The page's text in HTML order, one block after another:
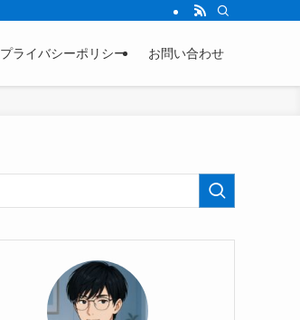
プライバシーポリシー お問い合わせ